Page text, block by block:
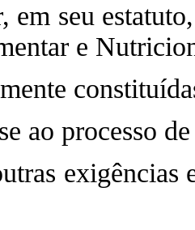
em seu
e
ao processo